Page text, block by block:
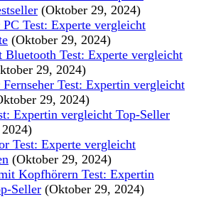
(Oktober 29, 2024)
Test: Experte vergleicht
(Oktober 29, 2024)
Bluetooth Test: Experte vergleicht
29, 2024)
Test: Expertin vergleicht
29, 2024)
Expertin vergleicht Top-Seller
Test: Experte vergleicht
(Oktober 29, 2024)
Kopfhörern Test: Expertin
Seller (Oktober 29, 2024)